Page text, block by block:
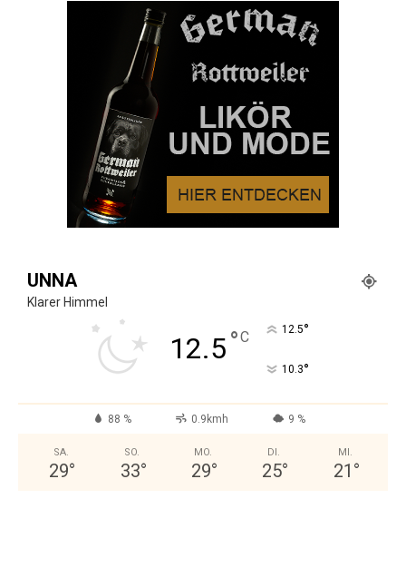
UNNA
Klarer Himmel
12.5°C 12.5°
10.3°
88 % 0.9kmh 9 %
SA.
29°
SO.
33°
MO.
29°
DI.
25°
MI.
21 °